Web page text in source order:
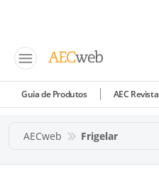
Guia de Produtos AEC Revista
AECweb Frigelar